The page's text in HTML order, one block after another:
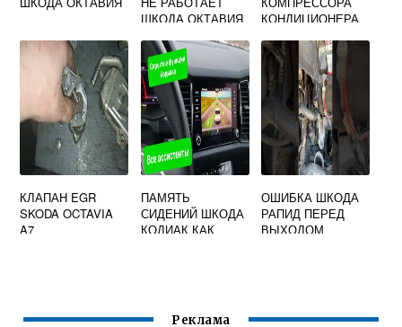
ШКОДА ОКТАВИЯ
КОНДИЦИОНЕРА
А5
КЛАПАН EGR
SKODA OCTAVIA
A7
ПАМЯТЬ
СИДЕНИЙ ШКОДА
КОДИАК КАК
ОШИБКА ШКОДА
РАПИД ПЕРЕД
ВЫХОДОМ
Реклама